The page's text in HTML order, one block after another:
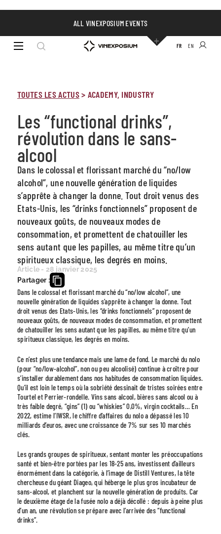
ALL VINEXPOSIUM EVENTS
FR EN
TOUTES LES ACTUS> ACADEMY, INDUSTRY
Les “functional drinks”,
révolution dans le sans-
alcool
Dans le colossal et florissant marché du “no/low
alcohol”, une nouvelle génération de liquides
s’apprête à changer la donne. Tout droit venus des
Etats-Unis, les “drinks fonctionnels” proposent de
nouveaux goûts, de nouveaux modes de
consommation, et promettent de chatouiller les
sens autant que les papilles, au même titre qu’un
spiritueux classique, les degrés en moins.
Article - 28 janvier 2025
Partager :
Dans le colossal et florissant marché du “no/low alcohol”, une
nouvelle génération de liquides s’apprête à changer la donne. Tout
droit venus des Etats-Unis, les “drinks fonctionnels” proposent de
nouveaux goûts, de nouveaux modes de consommation, et promettent
de chatouiller les sens autant que les papilles, au même titre qu’un
spiritueux classique, les degrés en moins.
Ce n’est plus une tendance mais une lame de fond. Le marché du nolo
(pour “no/low-alcohol”, non ou peu alcoolisé) continue à croître pour
s’installer durablement dans nos habitudes de consommation liquides.
Qu’il est loin le temps où la sobriété dessinait de tristes soirées entre
Tourtel et Perrier-rondelle. Vins sans alcool, bières sans alcool ou à
très faible degré, “gins” (1) ou “whiskies” 0,0%, virgin cocktails… En
2022, estime l’IWSR, le chiffre d’affaires du nolo a dépassé les 10
milliards d’euros, avec une croissance de 7% sur ses 10 marchés
clés.
Les grands groupes de spiritueux, sentant monter les préoccupations
santé et bien-être portées par les 18-25 ans, investissent d’ailleurs
énormément dans la catégorie, à l’image de Distill Ventures, la tête
chercheuse du géant Diageo, qui héberge le plus gros incubateur de
sans-alcool, et planchent sur la nouvelle génération de produits. Car
le deuxième étage de la fusée nolo a déjà décollé : depuis à peine plus
d’un an, une révolution se prépare avec l’arrivée des “functional
drinks”.